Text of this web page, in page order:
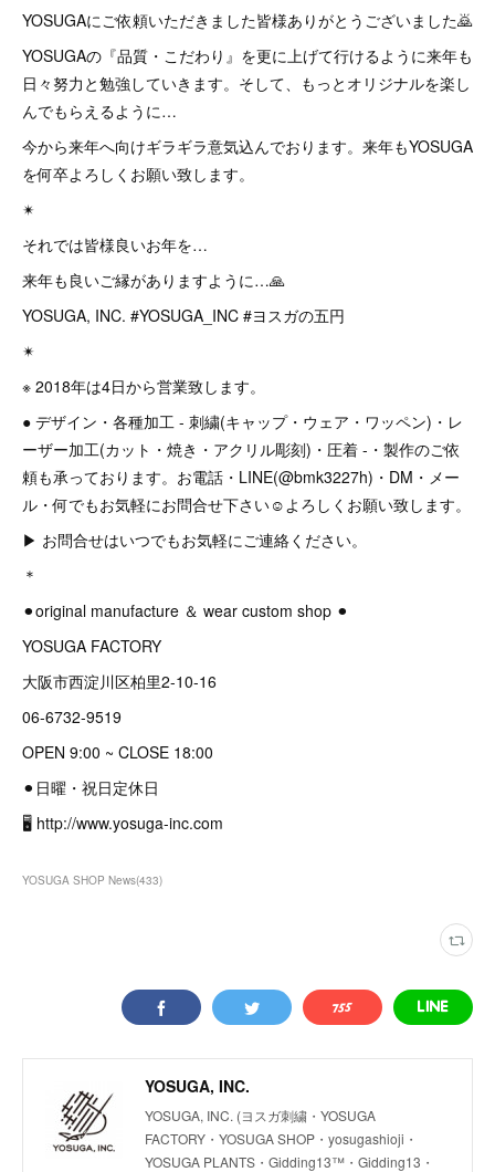
YOSUGAにご依頼いただきました皆様ありがとうございました🙇
YOSUGAの『品質・こだわり』を更に上げて行けるように来年も
日々努力と勉強していきます。そして、もっとオリジナルを楽し
んでもらえるように…
今から来年へ向けギラギラ意気込んでおります。来年もYOSUGA
を何卒よろしくお願い致します。
✴︎
それでは皆様良いお年を…
来年も良いご縁がありますように…🙏
YOSUGA, INC. #YOSUGA_INC #ヨスガの五円
✴︎
※ 2018年は4日から営業致します。
● デザイン・各種加工 - 刺繍(キャップ・ウェア・ワッペン)・レ
ーザー加工(カット・焼き・アクリル彫刻)・圧着 -・製作のご依
頼も承っております。お電話・LINE(@bmk3227h)・DM・メー
ル・何でもお気軽にお問合せ下さい☺︎よろしくお願い致します。
▶︎ お問合せはいつでもお気軽にご連絡ください。
＊
⚫︎original manufacture ＆ wear custom shop ⚫︎
YOSUGA FACTORY
大阪市西淀川区柏里2-10-16
06-6732-9519
OPEN 9:00 ~ CLOSE 18:00
⚫︎日曜・祝日定休日
🖥 http://www.yosuga-inc.com
YOSUGA SHOP News(433)
YOSUGA, INC.
YOSUGA, INC. (ヨスガ刺繍・YOSUGA
FACTORY・YOSUGA SHOP・yosugashioji・
YOSUGA PLANTS・Gidding13™・Gidding13・